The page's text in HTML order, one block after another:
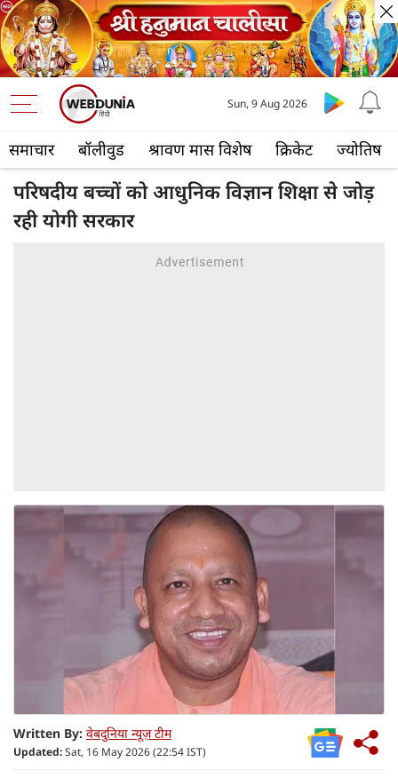
समाचार बॉलीवुड श्रावण मास विशेष क्रिकेट ज्योतिष
Sun, 9 Aug 2026
परिषदीय बच्चों को आधुनिक विज्ञान शिक्षा से जोड़
रही योगी सरकार
Written By: वेबदुनिया न्यूज़ टीम
Updated:Sat, 16 May 2026 (22:54 IST)